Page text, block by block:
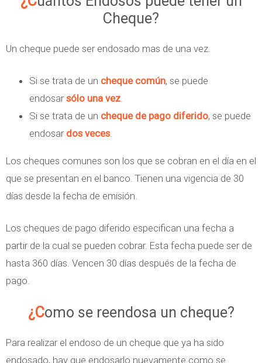
Cheque?
Un cheque puede ser endosado mas de una vez.
Si se trata de un cheque común, se puede
endosar sólo una vez
Si se trata de un cheque de pago diferido, se puede
endosar dos veces.
Los cheques comunes son los que se cobran en el día en el
que se presentan en el banco. Tienen una vigencia de 30
días desde la fecha de emisión.
Los cheques de pago diferido especifican una fecha a
partir de la cual se pueden cobrar. Esta fecha puede ser de
hasta 360 días. Vencen 30 días después de la fecha de
pago.
¿Como se reendosa un cheque?
Para realizar el endoso de un cheque que ya ha sido
endosado, hay que endosarlo nuevamente como se